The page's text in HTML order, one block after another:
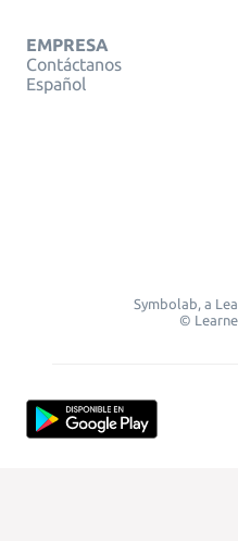
EMPRESA
Contáctanos
Español
Symbolab, a
©